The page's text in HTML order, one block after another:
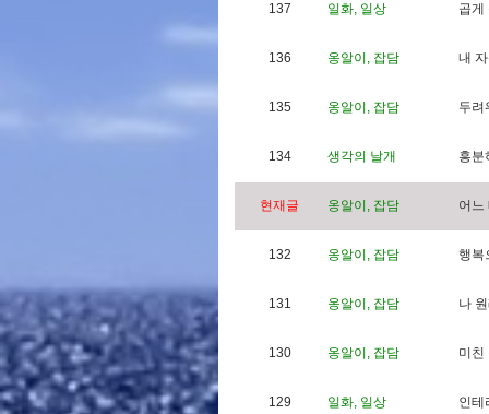
137 일화, 일상 곱게
136 옹알이, 잡담 내 자
135 옹알이, 잡담 두려
134 생각의 날개 흥분
현재글 옹알이, 잡담 어 느
132 옹알이, 잡담 행복
131 옹알이, 잡담 나 원
130 옹알이, 잡담 미 친
129 일화, 일상 인테